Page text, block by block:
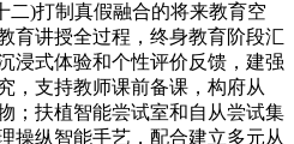
二)打制真假融合的将来教育空
育讲授全过程，终身教育阶段汇
浸式体验和个性评价反馈，建强
，支持教师课前备课，构府从
；扶植智能尝试室和自从尝试集
操纵智能手艺，配合建立多元从